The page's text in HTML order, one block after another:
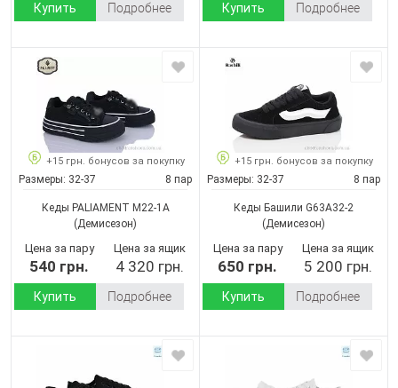
Купить Подробнее Купить Подробнее
+15 грн. бонусов за покупку
Размеры: 32-37 8 пар
Кеды PALIAMENT M22-1A
(Демисезон)
Цена за пару
540 грн.
Цена за ящик
4 320 грн.
Купить Подробнее
+15 грн. бонусов за покупку
Размеры: 32-37 8 пар
Кеды Башили G63A32-2
(Демисезон)
Цена за пару
650 грн.
Цена за ящик
5 200 грн.
Купить Подробнее